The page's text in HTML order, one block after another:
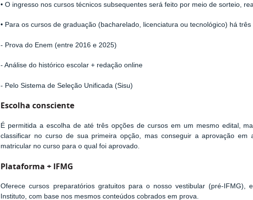
• O ingresso nos cursos técnicos subsequentes será feito por meio de sorteio,
• Para os cursos de graduação (bacharelado, licenciatura ou tecnológico) há
- Prova do Enem (entre 2016 e 2025)
- Análise do histórico escolar + redação online
- Pelo Sistema de Seleção Unificada (Sisu)
Escolha consciente
É permitida a escolha de até três opções de cursos em um mesmo edital,
classificar no curso de sua primeira opção, mas conseguir a aprovação em
matricular no curso para o qual foi aprovado.
Plataforma + IFMG
Oferece cursos preparatórios gratuitos para o nosso vestibular (pré-IFMG),
Instituto, com base nos mesmos conteúdos cobrados em prova.